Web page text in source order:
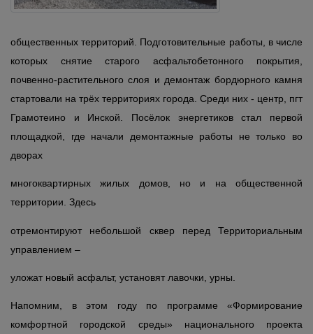
общественных территорий. Подготовительные работы, в числе
которых снятие старого асфальтобетонного покрытия,
почвенно-растительного слоя и демонтаж бордюрного камня
стартовали на трёх территориях города. Среди них - центр, пгт
Грамотеино и Инской. Посёлок энергетиков стал первой
площадкой, где начали демонтажные работы не только во
дворах
многоквартирных жилых домов, но и на общественной
территории. Здесь
отремонтируют небольшой сквер перед Территориальным
управлением –
уложат новый асфальт, установят лавочки, урны.
Напомним, в этом году по программе «Формирование
комфортной городской среды» национального проекта